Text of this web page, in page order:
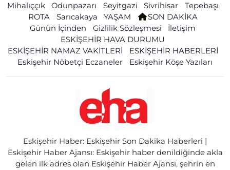
Mihalıççık
Odunpazarı Seyitgazi Sivrihisar
Tepebaşı
ROTA
Sarıcakaya YAŞAM
SON DAKİKA
Günün İçinden
Gizlilik Sözleşmesi
İletişim
ESKİŞEHİR HAVA DURUMU
ESKİŞEHİR NAMAZ VAKİTLERİ
ESKİŞEHİR HABERLERİ
Eskişehir Nöbetçi Eczaneler
Eskişehir Köşe Yazıları
Eskişehir Haber: Eskişehir Son Dakika Haberleri |
Eskişehir Haber Ajansı: Eskişehir haber denildiğinde akla
gelen ilk adres olan Eskişehir Haber Ajansı, şehrin en